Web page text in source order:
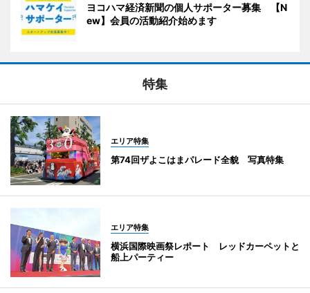
ヨコハマ経済新聞の個人サポーター募集 【N
ew】会員の活動紹介始めます
特集
エリア特集
第74回ザよこはまパレード全貌 写真特集
エリア特集
横浜国際映画祭レポート レッドカーペットと
船上パーティー